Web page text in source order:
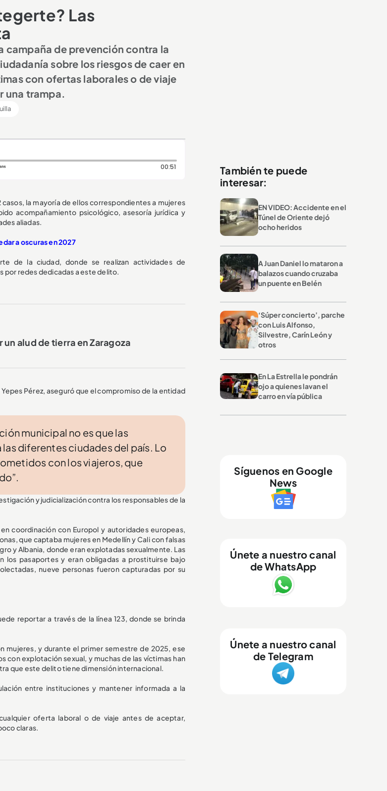
Las
campaña de prevención contra la
sobre los riesgos de caer en
con ofertas laborales o de viaje
una trampa.
00:51 Duración: 51 segundos
la mayoría de ellos correspondientes a mujeres
acompañamiento psicológico, asesoría jurídica y
aliadas.
a oscuras en 2027
de la ciudad, donde se realizan actividades de
por redes dedicadas a este delito.
alud de tierra en Zaragoza
Pérez, aseguró que el compromiso de la entidad
municipal no es que las
diferentes ciudades del país. Lo
con los viajeros, que
y judicialización contra los responsables de la
coordinación con Europol y autoridades europeas,
que captaba mujeres en Medellín y Cali con falsas
y Albania, donde eran explotadas sexualmente. Las
los pasaportes y eran obligadas a prostituirse bajo
nueve personas fueron capturadas por su
reportar a través de la línea 123, donde se brinda
mujeres, y durante el primer semestre de 2025, ese
con explotación sexual, y muchas de las víctimas han
que este delito tiene dimensión internacional.
entre instituciones y mantener informada a la
oferta laboral o de viaje antes de aceptar,
claras.
También te puede
interesar:
EN VIDEO: Accidente en el
Túnel de Oriente dejó
ocho heridos
A Juan Daniel lo mataron a
balazos cuando cruzaba
un puente en Belén
‘Súper concierto’, parche
con Luis Alfonso,
Silvestre, Carín León y
otros
En La Estrella le pondrán
ojo a quienes lavan el
carro en vía pública
Síguenos en Google
News
Únete a nuestro canal
de WhatsApp
Únete a nuestro canal
de Telegram